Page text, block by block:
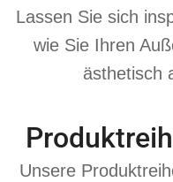
Lassen Sie sich
wie Sie Ihren
ästhetisch
Unsere